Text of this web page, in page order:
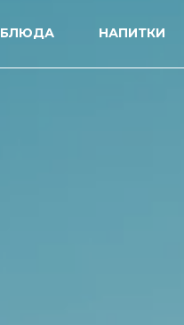
БЛЮДА НАПИТКИ